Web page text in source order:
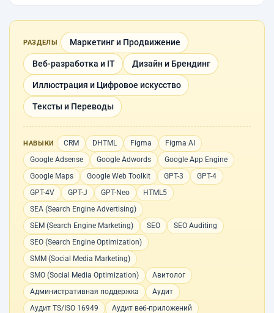
РАЗДЕЛЫ Маркетинг и Продвижение
Веб-разработка и IT Дизайн и Брендинг
Иллюстрация и Цифровое искусство
Тексты и Переводы
НАВЫКИ CRM DHTML Figma
Figma AI
Google Adsense
Google Adwords
Google App Engine
Google Maps
Google Web Toolkit GPT-3
GPT-4
GPT-4V
GPT-J GPT-Neo
HTML5
SEA (Search Engine Advertising)
SEM (Search Engine Marketing)
SEO
SEO Auditing
SEO (Search Engine Optimization)
SMM (Social Media Marketing)
SMO (Social Media Optimization)
Авитолог
Административная поддержка
Аудит
Аудит TS/ISO 16949
Аудит веб-приложений